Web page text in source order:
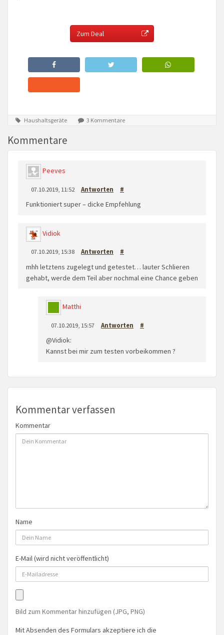
Zum Deal
Haushaltsgeräte 3 Kommentare
Kommentare
Peeves
07.10.2019, 11:52 Antworten #
Funktioniert super – dicke Empfehlung
Vidiok
07.10.2019, 15:38 Antworten #
mhh letztens zugelegt und getestet… lauter Schlieren
gehabt, werde dem Teil aber nochmal eine Chance geben
Matthi
07.10.2019, 15:57 Antworten #
@Vidiok:
Kannst bei mir zum testen vorbeikommen ?
Kommentar verfassen
Kommentar
Name
E-Mail (wird nicht veröffentlicht)
Bild zum Kommentar hinzufügen (JPG, PNG)
Mit Absenden des Formulars akzeptiere ich die